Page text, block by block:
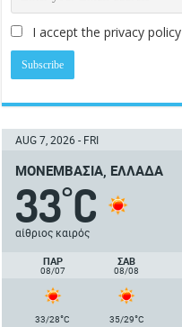
I accept the privacy policy
AUG 7, 2026 - FRI
ΜΟΝΕΜΒΑΣΙΆ, ΕΛΛΆΔΑ
33°C
αίθριος καιρός
ΠΑΡ
08/07
ΣΑΒ
08/08
33/28°C 35/29°C